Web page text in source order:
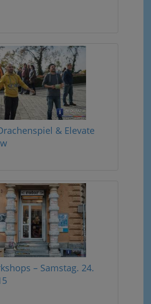
& Elevate
– Samstag. 24.